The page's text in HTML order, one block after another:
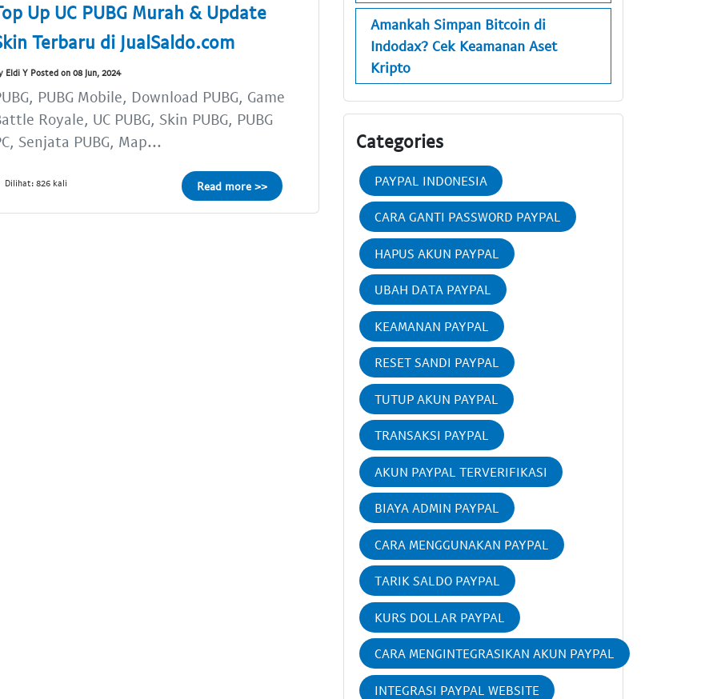
Up UC PUBG Murah & Update
Terbaru di JualSaldo.com
Eldi Y Posted on 08 Jun, 2024
PUBG Mobile, Download PUBG, Game
Royale, UC PUBG, Skin PUBG, PUBG
Senjata PUBG, Map...
Dilihat: 826 kali Read more >>
Amankah Simpan Bitcoin di
Indodax? Cek Keamanan Aset
Kripto
Categories
PAYPAL INDONESIA
CARA GANTI PASSWORD PAYPAL
HAPUS AKUN PAYPAL
UBAH DATA PAYPAL
KEAMANAN PAYPAL
RESET SANDI PAYPAL
TUTUP AKUN PAYPAL
TRANSAKSI PAYPAL
AKUN PAYPAL TERVERIFIKASI
BIAYA ADMIN PAYPAL
CARA MENGGUNAKAN PAYPAL
TARIK SALDO PAYPAL
KURS DOLLAR PAYPAL
CARA MENGINTEGRASIKAN AKUN PAYPAL
INTEGRASI PAYPAL WEBSITE